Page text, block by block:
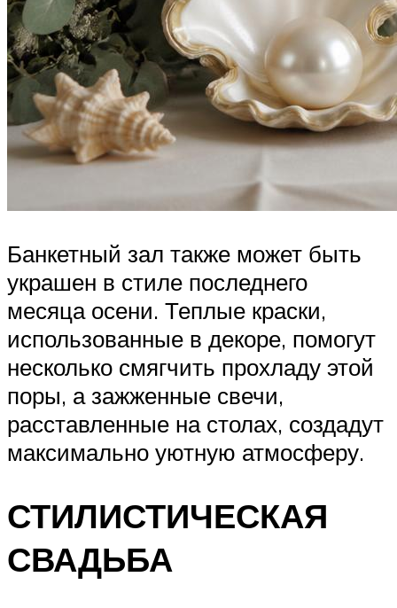
Банкетный зал также может быть
украшен в стиле последнего
месяца осени. Теплые краски,
использованные в декоре, помогут
несколько смягчить прохладу этой
поры, а зажженные свечи,
расставленные на столах, создадут
максимально уютную атмосферу.
СТИЛИСТИЧЕСКАЯ
СВАДЬБА